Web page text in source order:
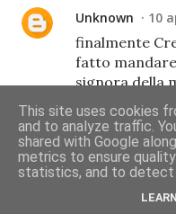
Unknown 10
finalmente
fatto
signora della
RISPONDI
Unknown 10
che lo
This site uses cookies
and to analyze traffic.
shared with Google
metrics to ensure
statistics, and to detect